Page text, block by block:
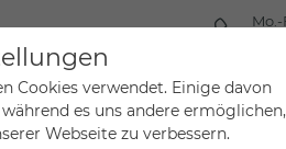
Mein
Cookies verwendet. Einige davon
es uns andere ermöglichen,
Webseite zu verbessern.